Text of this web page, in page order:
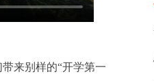
来别样的“开学第一